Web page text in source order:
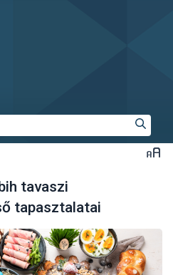
tavaszi
tapasztalatai